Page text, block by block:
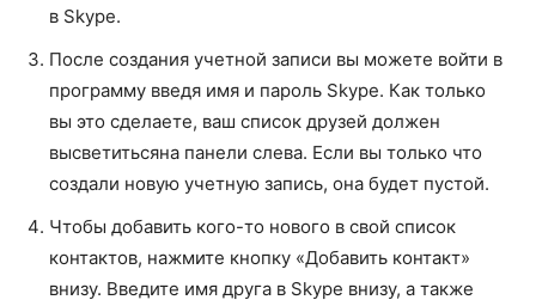
в Skype.
После создания учетной записи вы можете войти в
программу введя имя и пароль Skype. Как только
вы это сделаете, ваш список друзей должен
высветитьсяна панели слева. Если вы только что
создали новую учетную запись, она будет пустой.
Чтобы добавить кого-то нового в свой список
контактов, нажмите кнопку «Добавить контакт»
внизу. Введите имя друга в Skype внизу, а также